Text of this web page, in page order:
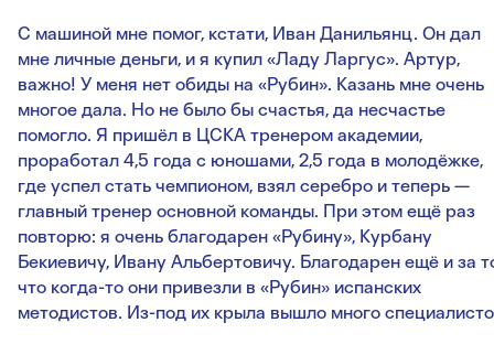
С машиной мне помог, кстати, Иван Данильянц. Он дал
мне личные деньги, и я купил «Ладу Ларгус». Артур,
важно! У меня нет обиды на «Рубин». Казань мне очень
многое дала. Но не было бы счастья, да несчастье
помогло. Я пришёл в ЦСКА тренером академии,
проработал 4,5 года с юношами, 2,5 года в молодёжке,
где успел стать чемпионом, взял серебро и теперь —
главный тренер основной команды. При этом ещё раз
повторю: я очень благодарен «Рубину», Курбану
Бекиевичу, Ивану Альбертовичу. Благодарен ещё и за
что когда-то они привезли в «Рубин» испанских
методистов. Из-под их крыла вышло много